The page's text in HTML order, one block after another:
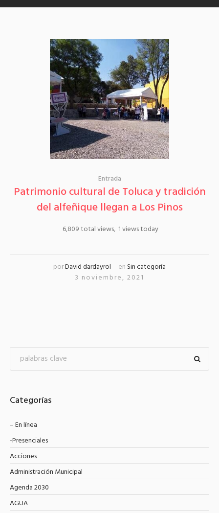
Entrada
Patrimonio cultural de Toluca y tradición
del alfeñique llegan a Los Pinos
6,809 total views, 1 views today
porDavid dardayrol en Sin categoría
3 noviembre, 2021
Categorías
– En línea
-Presenciales
Acciones
Administración Municipal
Agenda 2030
AGUA